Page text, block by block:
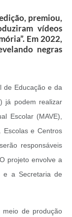
premiou,
vídeos
Em 2022,
negras
de Educação e da
já podem realizar
Escolar (MAVE),
e Centros
responsáveis
projeto envolve a
e a Secretaria de
meio de produção